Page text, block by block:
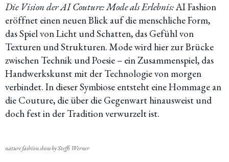
Die Vision der AI Couture: Mode als Erlebnis:AI Fashion
eröffnet einen neuen Blick auf die menschliche Form,
das Spiel von Licht und Schatten, das Gefühl von
Texturen und Strukturen. Mode wird hier zur Brücke
zwischen Technik und Poesie – ein Zusammenspiel, das
Handwerkskunst mit der Technologie von morgen
verbindet. In dieser Symbiose entsteht eine Hommage an
die Couture, die über die Gegenwart hinausweist und
doch fest in der Tradition verwurzelt ist.
nature fashion show by Steffi Werner